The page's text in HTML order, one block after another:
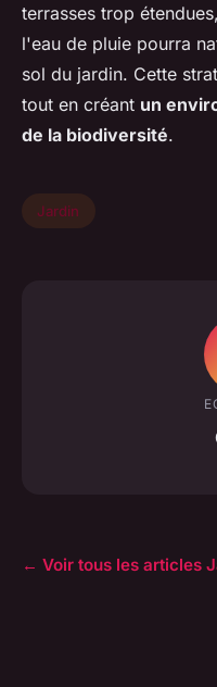
terrasses trop
l'eau de pluie pourra
sol du jardin. Cette
tout en créant un
de la biodiversité.
Jardin
← Voir tous les articles